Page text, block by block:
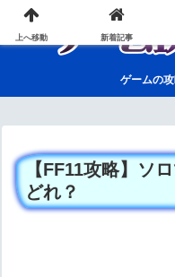
ゲームの
【FF11攻略】ソ
どれ？
上へ移動 新着記事